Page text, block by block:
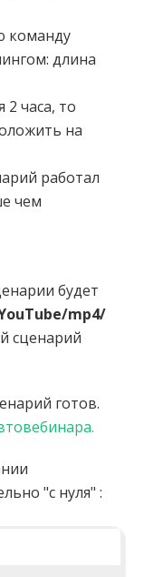
команду
длина
часа, то
на
работал
чем
будет
mp4/
сценарий
готов.
"с нуля" :